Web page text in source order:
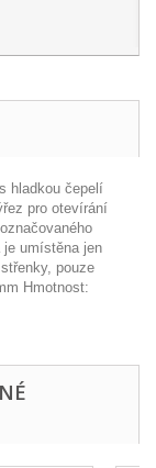
hladkou čepelí
pro otevírání
je umístěna jen
pouze
Hmotnost: